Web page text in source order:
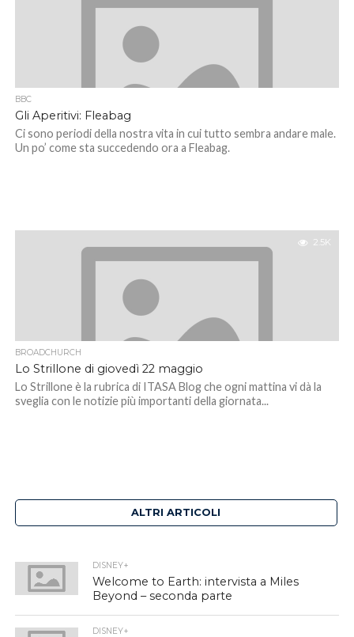
BBC
Gli Aperitivi: Fleabag
Ci sono periodi della nostra vita in cui tutto sembra andare male.
Un po’ come sta succedendo ora a Fleabag.
2.5K
BROADCHURCH
Lo Strillone di giovedì 22 maggio
Lo Strillone è la rubrica di ITASA Blog che ogni mattina vi dà la
sveglia con le notizie più importanti della giornata...
ALTRI ARTICOLI
DISNEY+
Welcome to Earth: intervista a Miles
Beyond – seconda parte
DISNEY+